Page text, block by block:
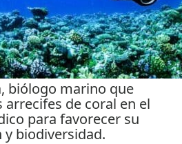
biólogo marino que
arrecifes de coral en el
para favorecer su
y biodiversidad.